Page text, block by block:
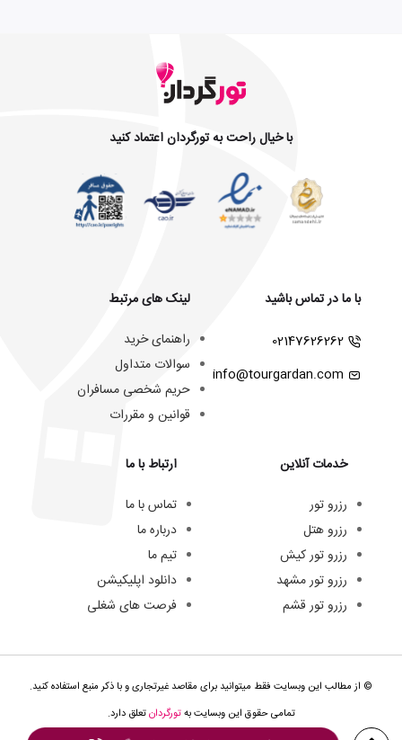
با خیال راحت به تورگردان اعتماد کنید
با ما در تماس باشید
02147626262
info@tourgardan.com
خدمات آنلاین
رزرو تور
رزرو هتل
رزرو تور کیش
رزرو تور مشهد
رزرو تور قشم
لینک های مرتبط
راهنمای خرید
سوالات متداول
حریم شخصی مسافران
قوانین و مقررات
ارتباط با ما
تماس با ما
درباره ما
تیم ما
دانلود اپلیکیشن
فرصت های شغلی
© از مطالب این وبسایت فقط میتوانید برای مقاصد غیرتجاری و با ذکر منبع استفاده کنید.
تمامی حقوق این وبسایت بهتورگردانتعلق دارد.